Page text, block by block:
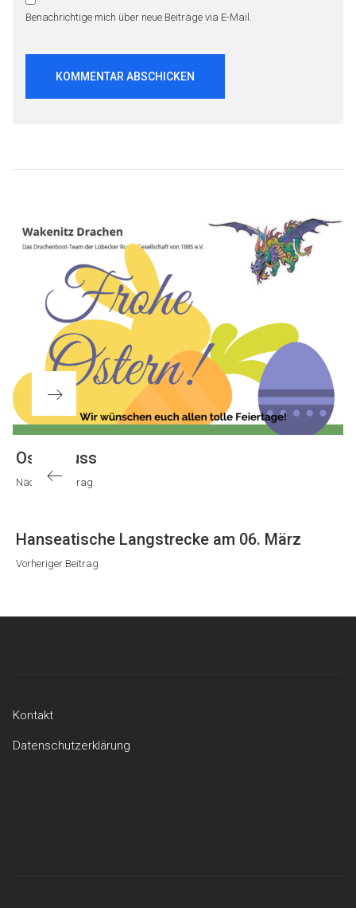
Benachrichtige mich über neue Beiträge via E-Mail.
Nächster
Beitrag
Ostergruss
Nächster Beitrag
Vorheriger
Beitrag
Hanseatische Langstrecke am 06. März
Vorheriger Beitrag
Kontakt
Datenschutzerklärung